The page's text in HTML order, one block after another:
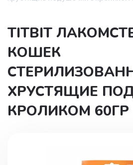
TITBIT
КОШЕК
ХРУСТЯЩИЕ
КРОЛИКОМ 60ГР